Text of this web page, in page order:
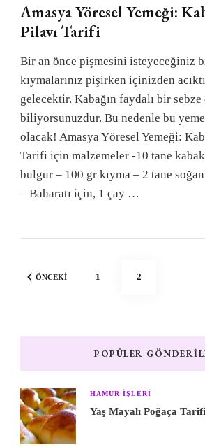
Amasya Yöresel Yemeği:
Pilavı Tarifi
Bir an önce pişmesini isteyeceğiniz
kıymalarınız pişirken içinizden
gelecektir. Kabağın faydalı bir
biliyorsunuzdur. Bu nedenle bu
olacak! Amasya Yöresel Yemeği:
Tarifi için malzemeler -10 tane kabak
bulgur – 100 gr kıyma – 2 tane
– Baharatı için, 1 çay …
Yazı
ÖNCEKI SAYFA
1 SAYFA
2
POPÜLER
HAMUR IŞLERI
Yaş Mayalı Poğaça Tarifi